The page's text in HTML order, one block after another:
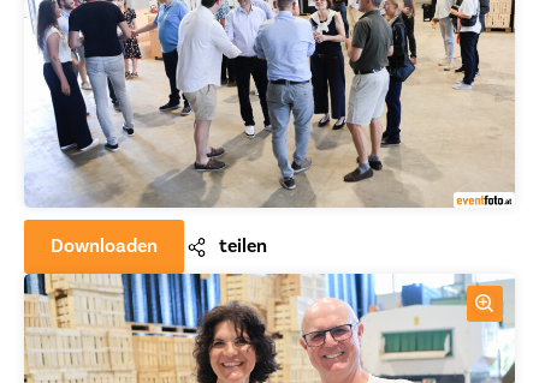
Downloaden teilen